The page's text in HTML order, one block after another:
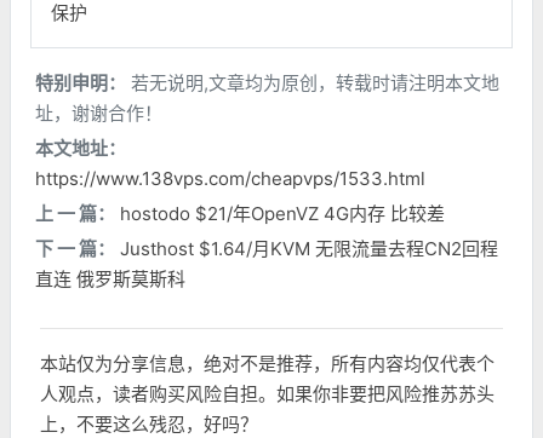
保护
特别申明：
若无说明,文章均为原创，转载时请注明本文地
址，谢谢合作！
本文地址：
https://www.138vps.com/cheapvps/1533.html
上 一 篇：
hostodo $21/年OpenVZ 4G内存 比较差
下 一 篇：
Justhost $1.64/月KVM 无限流量去程CN2回程
直连 俄罗斯莫斯科
本站仅为分享信息，绝对不是推荐，所有内容均仅代表个
人观点，读者购买风险自担。如果你非要把风险推苏苏头
上，不要这么残忍，好吗？